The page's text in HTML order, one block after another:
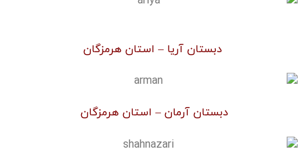
دبستان آریا – استان هرمزگان
دبستان آرمان – استان هرمزگان